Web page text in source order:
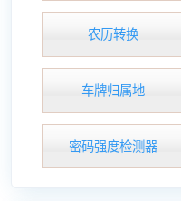
农历转换
车牌归属地
密码强度检测器